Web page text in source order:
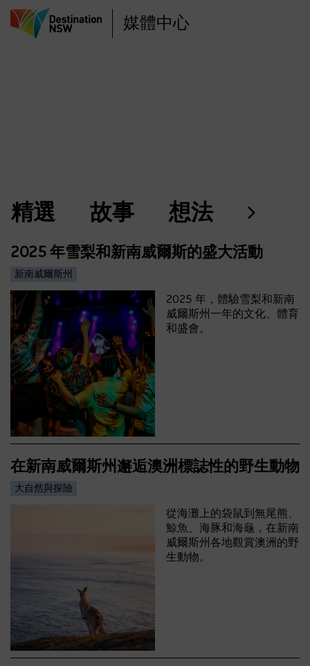
至
媒體中心
精選 故事 想法
2025 年雪梨和新南威爾斯的盛大活動
新南威爾斯州
2025 年，體驗雪梨和新南
威爾斯州一年的文化、體育
和盛會。
在新南威爾斯州邂逅澳洲標誌性的野生動物
大自然與探險
從海灘上的袋鼠到無尾熊、
鯨魚、海豚和海龜，在新南
威爾斯州各地觀賞澳洲的野
生動物。